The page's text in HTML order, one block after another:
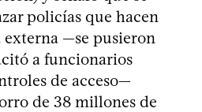
policías que hacen
externa —se pusieron
a funcionarios
de acceso—
de 38 millones de